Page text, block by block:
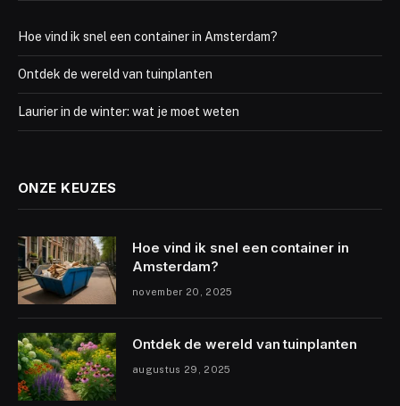
Hoe vind ik snel een container in Amsterdam?
Ontdek de wereld van tuinplanten
Laurier in de winter: wat je moet weten
ONZE KEUZES
Hoe vind ik snel een container in
Amsterdam?
november 20, 2025
Ontdek de wereld van tuinplanten
augustus 29, 2025